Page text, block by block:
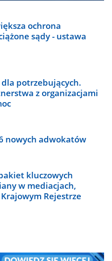
ochrona
sądy - ustawa
potrzebujących.
z organizacjami
nowych adwokatów
kluczowych
w mediacjach,
Rejestrze